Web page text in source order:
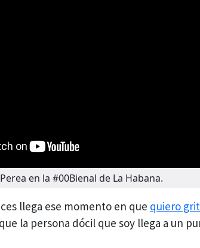
en la #00Bienal de La Habana.
llega ese momento en que quiero
la persona dócil que soy llega a un